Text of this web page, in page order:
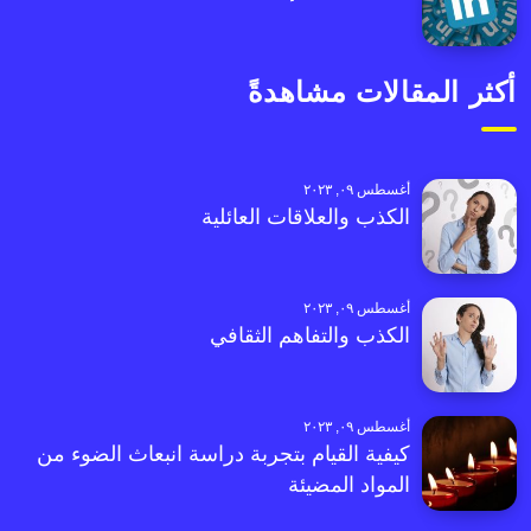
أكثر المقالات مشاهدةً
أغسطس ٠٩, ٢٠٢٣
الكذب والعلاقات العائلية
أغسطس ٠٩, ٢٠٢٣
الكذب والتفاهم الثقافي
أغسطس ٠٩, ٢٠٢٣
كيفية القيام بتجربة دراسة انبعاث الضوء من
المواد المضيئة